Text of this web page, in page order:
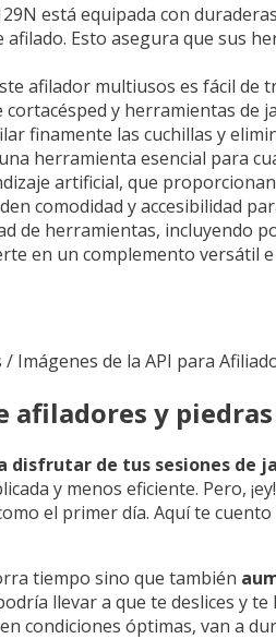
está equipada con
Esto asegura que sus
afilador multiusos es fácil
y herramientas de
finamente las cuchillas y
herramienta esencial para
artificial, que
comodidad y accesibilidad
de herramientas, incluyendo
en un complemento versátil
Imágenes de la API para
y
disfrutar de tus sesiones de
y menos eficiente. Pero,
el primer día. Aquí te
tiempo sino que también
llevar a que te deslices y
condiciones óptimas, van a